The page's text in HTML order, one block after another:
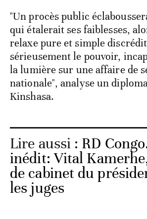
"Un procès public
qui étalerait ses faiblesses,
relaxe pure et simple
sérieusement le pouvoir,
la lumière sur une affaire de
nationale", analyse un
Kinshasa.
Lire aussi : RD
inédit: Vital
de cabinet du
les juges